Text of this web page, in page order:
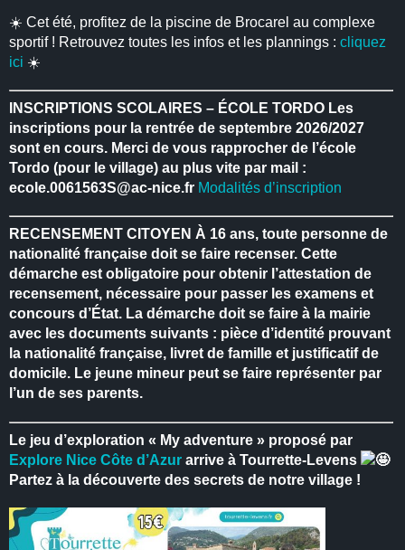
☀️ Cet été, profitez de la piscine de Brocarel au complexe
sportif ! Retrouvez toutes les infos et les plannings :cliquez
ici ☀️
INSCRIPTIONS SCOLAIRES – ÉCOLE TORDO Les
inscriptions pour la rentrée de septembre 2026/2027
sont en cours. Merci de vous rapprocher de l’école
Tordo (pour le village) au plus vite par mail :
ecole.0061563S@ac-nice.fr Modalités d’inscription
RECENSEMENT CITOYEN À 16 ans, toute personne de
nationalité française doit se faire recenser. Cette
démarche est obligatoire pour obtenir l’attestation de
recensement, nécessaire pour passer les examens et
concours d’État. La démarche doit se faire à la mairie
avec les documents suivants : pièce d’identité prouvant
la nationalité française, livret de famille et justificatif de
domicile. Le jeune mineur peut se faire représenter par
l’un de ses parents.
Le jeu d’exploration « My adventure » proposé par
Explore Nice Côte d’Azur arrive à Tourrette-Levens
Partez à la découverte des secrets de notre village !